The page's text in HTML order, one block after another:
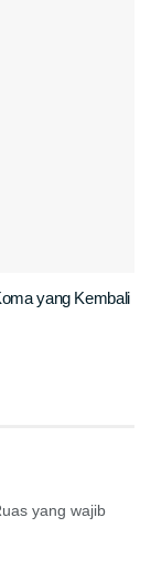
yang Kembali
yang wajib